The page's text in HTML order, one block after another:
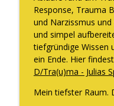
Response, Trauma
und Narzissmus
und simpel
tiefgründige Wissen
ein Ende. Hier
D/Tra(u)ma - Julias
Mein tiefster Raum.